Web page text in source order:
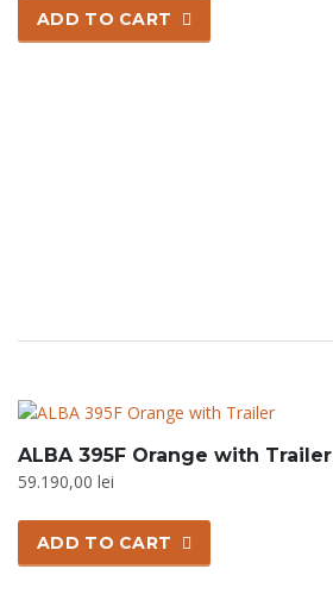
ADD TO CART
ALBA 395F Orange with Trailer
59.190,00 lei
ADD TO CART